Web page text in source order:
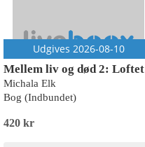
Udgives 2026-08-10
Mellem liv og død 2: Loftet
Michala Elk
Bog (Indbundet)
420 kr